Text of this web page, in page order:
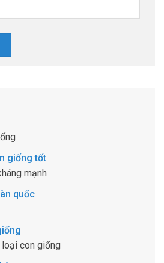
giống tốt
mạnh
quốc
con giống